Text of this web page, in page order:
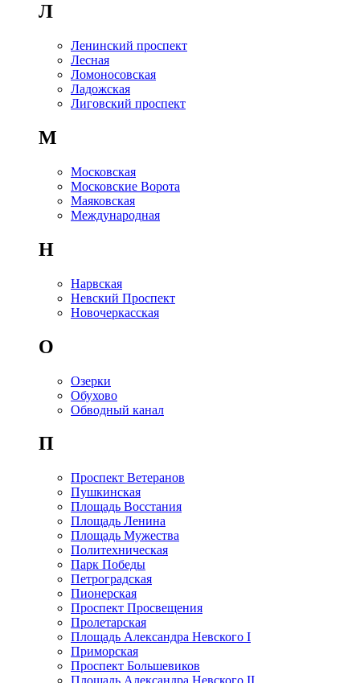
Л
Ленинский проспект
Лесная
Ломоносовская
Ладожская
Лиговский проспект
М
Московская
Московские Ворота
Маяковская
Международная
Н
Нарвская
Невский Проспект
Новочеркасская
О
Озерки
Обухово
Обводный канал
П
Проспект Ветеранов
Пушкинская
Площадь Восстания
Площадь Ленина
Площадь Мужества
Политехническая
Парк Победы
Петроградская
Пионерская
Проспект Просвещения
Пролетарская
Площадь Александра Невского I
Приморская
Проспект Большевиков